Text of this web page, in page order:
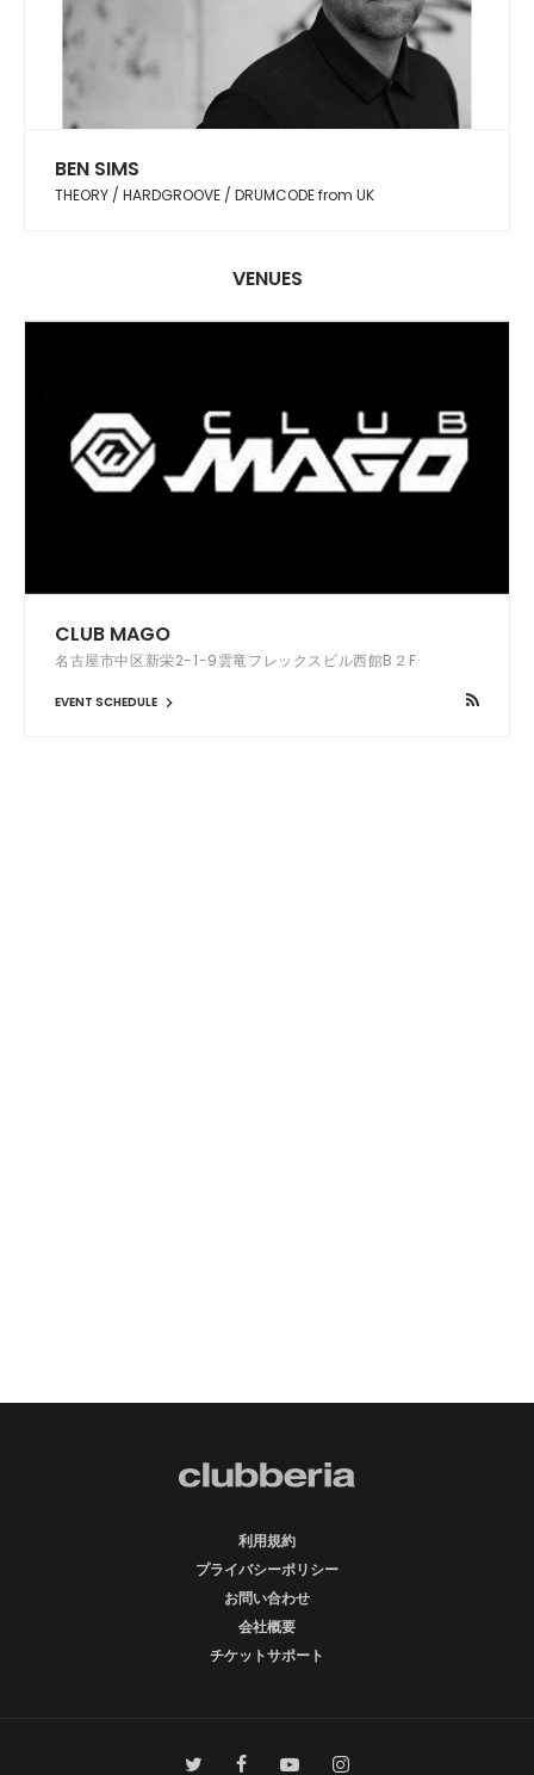
BEN SIMS
THEORY / HARDGROOVE / DRUMCODE from UK
VENUES
CLUB MAGO
名古屋市中区新栄2-1-9雲竜フレックスビル西館B２F
EVENT SCHEDULE
利用規約
プライバシーポリシー
お問い合わせ
会社概要
チケットサポート